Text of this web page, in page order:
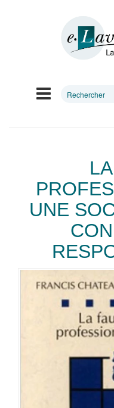
UNE